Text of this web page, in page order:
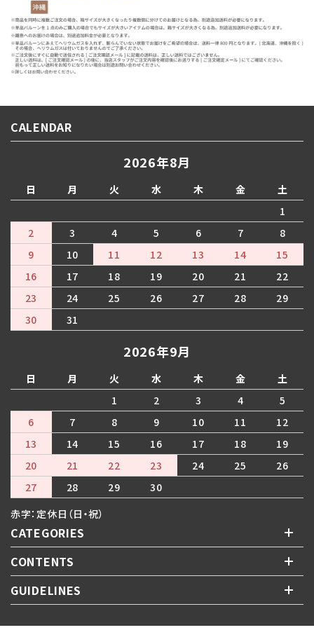
CALENDAR
2026年8月
日 月 火 水 木 金
土
1
2
3 4 5 6 7
8
9
10 11 12 13 14
15
16
17 18 19 20 21
22
23
24 25 26 27 28
29
30
31
2026年9月
日 月 火 水 木 金
土
1
2 3 4
5
6
7 8 9 10 11
12
13
14 15 16 17 18
19
20
21 22 23 24 25
26
27
28 29
30
赤字：定休日（日・祝）
CATEGORIES
CONTENTS
GUIDELINES